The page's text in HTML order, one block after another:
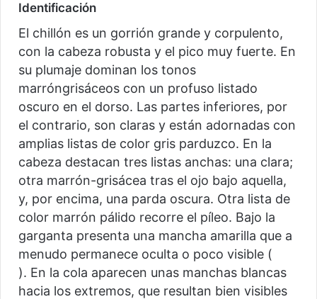
Identificación
El chillón es un gorrión grande y corpulento,
con la cabeza robusta y el pico muy fuerte. En
su plumaje dominan los tonos
marróngrisáceos con un profuso listado
oscuro en el dorso. Las partes inferiores, por
el contrario, son claras y están adornadas con
amplias listas de color gris parduzco. En la
cabeza destacan tres listas anchas: una clara;
otra marrón-grisácea tras el ojo bajo aquella,
y, por encima, una parda oscura. Otra lista de
color marrón pálido recorre el píleo. Bajo la
garganta presenta una mancha amarilla que a
menudo permanece oculta o poco visible (
). En la cola aparecen unas manchas blancas
hacia los extremos, que resultan bien visibles